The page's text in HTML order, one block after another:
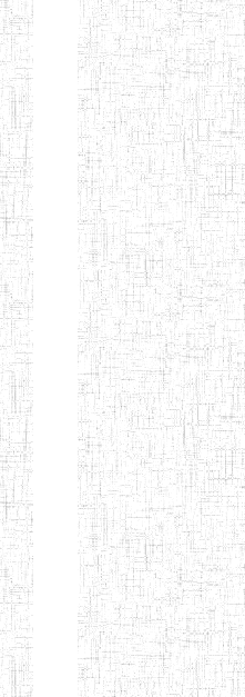
FIERTE
ENIEG TAGA
ENIET
SIANTOU
ENIEG PRIVEE
GOLDEN
ENIEG
BILINGUE LE
GRAND
ENIEG
BILINGUE
VIVA
EDUCATION
ENIEG PRIVEE
MERE
THERESA